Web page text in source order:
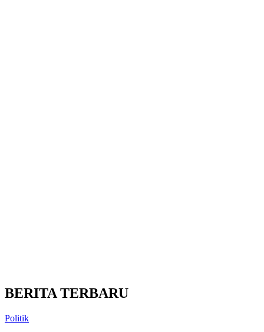
BERITA TERBARU
Politik